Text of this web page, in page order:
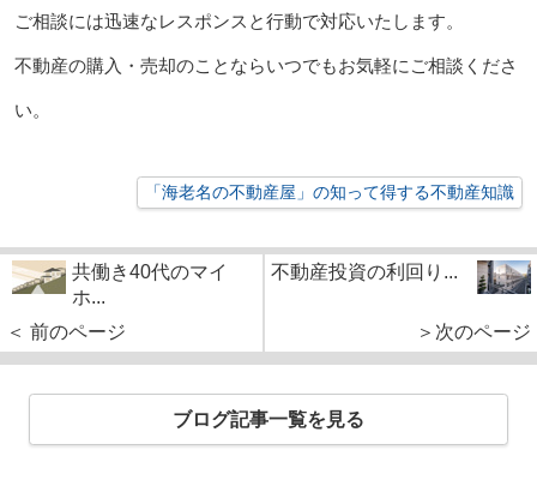
ご相談には迅速なレスポンスと行動で対応いたします。
不動産の購入・売却のことならいつでもお気軽にご相談くださ
い。
「海老名の不動産屋」の知って得する不動産知識
共働き40代のマイ
ホ...
＜ 前のページ
不動産投資の利回り...
＞次のページ
ブログ記事一覧を見る